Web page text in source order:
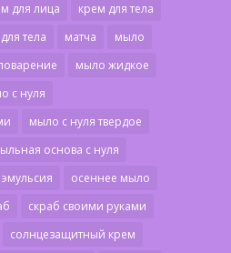
для лица
крем для тела
тела матча
мыло
мыло жидкое
с нуля
мыло с нуля твердое
основа с нуля
осеннее мыло
скраб своими руками
солнцезащитный крем